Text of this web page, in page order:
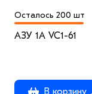
Осталось 200 шт
АЗУ 1A VC1-61
В корзину